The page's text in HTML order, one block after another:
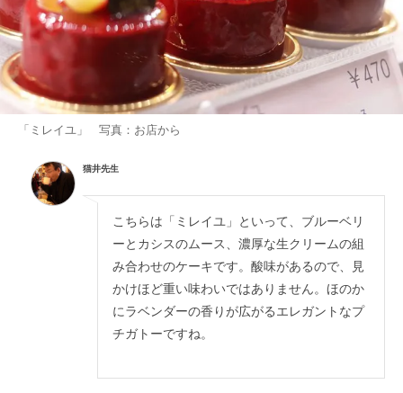
「ミレイユ」 写真：お店から
猫井先生
こちらは「ミレイユ」といって、ブルーベリ
ーとカシスのムース、濃厚な生クリームの組
み合わせのケーキです。酸味があるので、見
かけほど重い味わいではありません。ほのか
にラベンダーの香りが広がるエレガントなプ
チガトーですね。